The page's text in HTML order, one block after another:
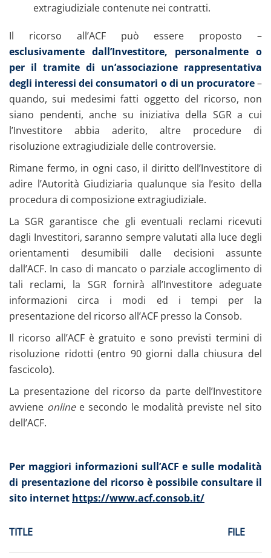
extragiudiziale contenute nei contratti.
Il ricorso all’ACF può essere proposto –
esclusivamente dall’Investitore, personalmente o
per il tramite di un’associazione rappresentativa
degli interessi dei consumatori o di un procuratore–
quando, sui medesimi fatti oggetto del ricorso, non
siano pendenti, anche su iniziativa della SGR a cui
l’Investitore abbia aderito, altre procedure di
risoluzione extragiudiziale delle controversie.
Rimane fermo, in ogni caso, il diritto dell’Investitore di
adire l’Autorità Giudiziaria qualunque sia l’esito della
procedura di composizione extragiudiziale.
La SGR garantisce che gli eventuali reclami ricevuti
dagli Investitori, saranno sempre valutati alla luce degli
orientamenti desumibili dalle decisioni assunte
dall’ACF. In caso di mancato o parziale accoglimento di
tali reclami, la SGR fornirà all’Investitore adeguate
informazioni circa i modi ed i tempi per la
presentazione del ricorso all’ACF presso la Consob.
Il ricorso all’ACF è gratuito e sono previsti termini di
risoluzione ridotti (entro 90 giorni dalla chiusura del
fascicolo).
La presentazione del ricorso da parte dell’Investitore
avviene online e secondo le modalità previste nel sito
dell’ACF.
Per maggiori informazioni sull’ACF e sulle modalità
di presentazione del ricorso è possibile consultare il
sito internet https://www.acf.consob.it/
TITLE FILE